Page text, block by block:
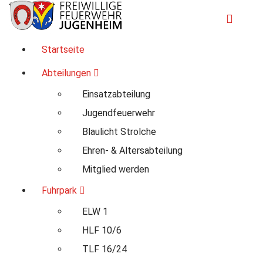
Zum
Inhalt
Für Ihre Sicherheit in Seeheim-Jugenheim
Startseite
Abteilungen
Einsatzabteilung
Jugendfeuerwehr
Blaulicht Strolche
Ehren- & Altersabteilung
Mitglied werden
Fuhrpark
ELW 1
HLF 10/6
TLF 16/24